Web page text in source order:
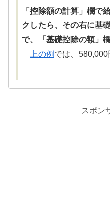
「控除額の計算」欄で
クしたら、その右に基
で、「基礎控除の額」
上の例 では、580,000
スポン